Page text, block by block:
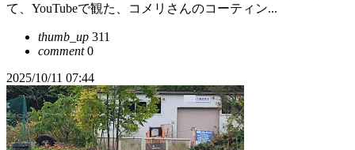
て、YouTubeで観た、コメリさんのコーティン...
thumb_up 311
comment0
2025/10/11 07:44